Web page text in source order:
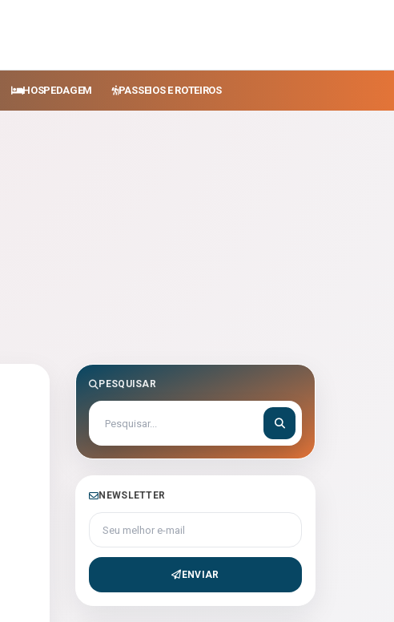
HOSPEDAGEM PASSEIOS E ROTEIROS
PESQUISAR
NEWSLETTER
Seu melhor e-mail
ENVIAR